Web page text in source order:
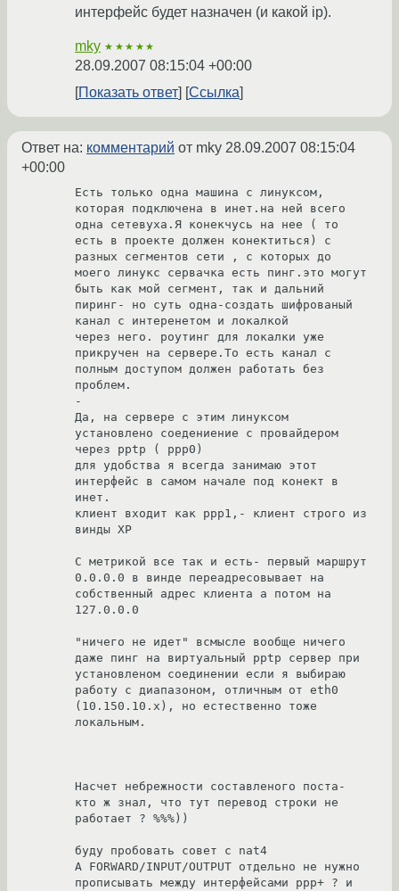
интерфейс будет назначен (и какой ip).
mky ★★★★★
28.09.2007 08:15:04 +00:00
Показать ответ
Ссылка
Ответ на: комментарий от mky 28.09.2007 08:15:04
+00:00
Есть только одна машина с линуксом,
которая подключена в инет.на ней всего
одна сетевуха.Я конекчусь на нее ( то
есть в проекте должен конектиться) с
разных сегментов сети , с которых до
моего линукс сервачка есть пинг.это могут
быть как мой сегмент, так и дальний
пиринг- но суть одна-создать шифрованый
канал с интеренетом и локалкой
через него. роутинг для локалки уже
прикручен на сервере.То есть канал с
полным доступом должен работать без
проблем.
-
Да, на сервере с этим линуксом
установлено соедениение с провайдером
через pptp ( ppp0)
для удобства я всегда занимаю этот
интерфейс в самом начале под конект в
инет.
клиент входит как ppp1,- клиент строго из
винды XP
С метрикой все так и есть- первый маршрут
0.0.0.0 в винде переадресовывает на
собственный адрес клиента а потом на
127.0.0.0
"ничего не идет" всмысле вообще ничего
даже пинг на виртуальный pptp сервер при
установленом соединении если я выбираю
работу с диапазоном, отличным от eth0
(10.150.10.x), но естественно тоже
локальным.
Насчет небрежности составленого поста-
кто ж знал, что тут перевод строки не
работает ? %%%))
буду пробовать совет с nat4
А FORWARD/INPUT/OUTPUT отдельно не нужно
прописывать между интерфейсами ppp+ ? и